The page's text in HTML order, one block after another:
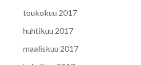
toukokuu 2017
huhtikuu 2017
maaliskuu 2017